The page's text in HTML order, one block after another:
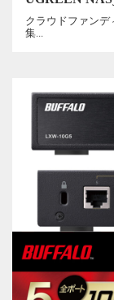
クラウドファンデ
集...